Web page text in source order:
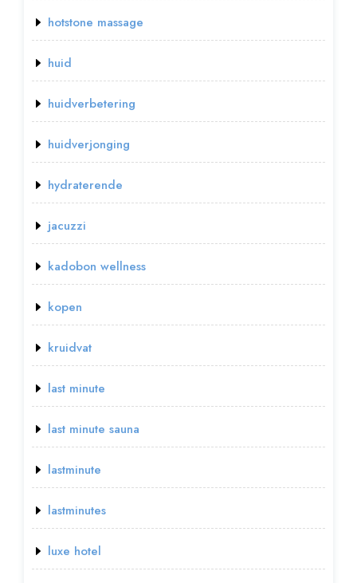
hotstone massage
huid
huidverbetering
huidverjonging
hydraterende
jacuzzi
kadobon wellness
kopen
kruidvat
last minute
last minute sauna
lastminute
lastminutes
luxe hotel